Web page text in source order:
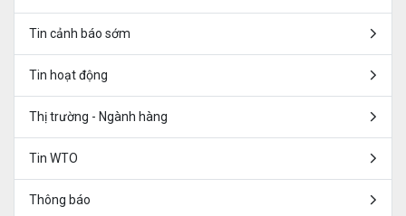
Tin cảnh báo sớm
Tin hoạt động
Thị trường - Ngành hàng
Tin WTO
Thông báo